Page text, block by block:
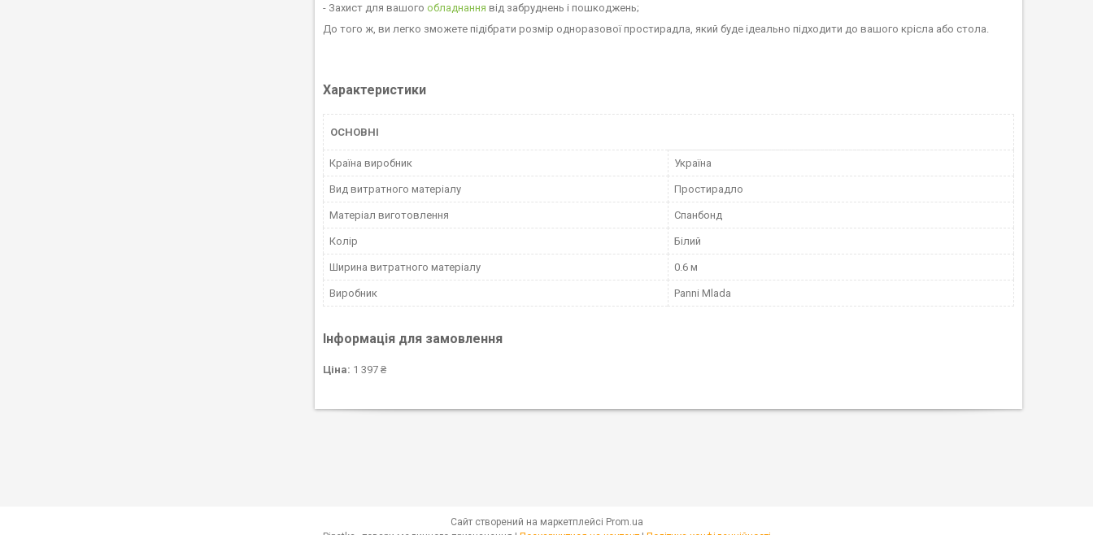
- Захист для вашого обладнання від забруднень і пошкоджень;
До того ж, ви легко зможете підібрати розмір одноразової простирадла, який буде ідеально підходити до вашого крісла або стола.
Характеристики
ОСНОВНІ
Країна виробник Україна
Вид витратного матеріалу Простирадло
Матеріал виготовлення Спанбонд
Колір Білий
Ширина витратного матеріалу 0.6 м
Виробник Panni Mlada
Інформація для замовлення
Ціна: 1 397 ₴
Сайт створений на маркетплейсі Prom.ua